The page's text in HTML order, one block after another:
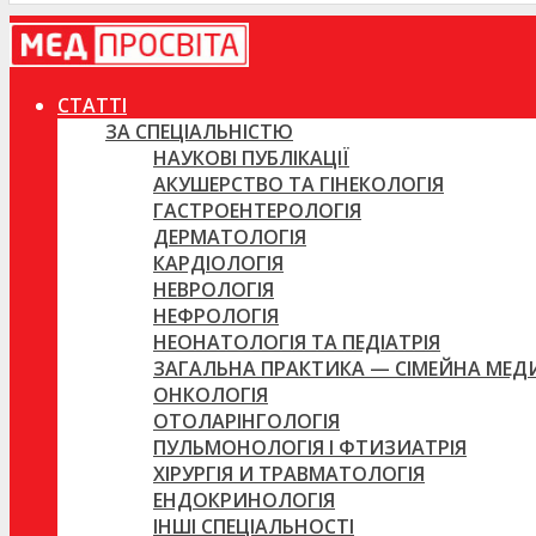
СТАТТІ
ЗА СПЕЦІАЛЬНІСТЮ
НАУКОВІ ПУБЛІКАЦІЇ
АКУШЕРСТВО ТА ГІНЕКОЛОГІЯ
ГАСТРОЕНТЕРОЛОГІЯ
ДЕРМАТОЛОГІЯ
КАРДІОЛОГІЯ
НЕВРОЛОГІЯ
НЕФРОЛОГІЯ
НЕОНАТОЛОГІЯ ТА ПЕДІАТРІЯ
ЗАГАЛЬНА ПРАКТИКА — СІМЕЙНА
ОНКОЛОГІЯ
ОТОЛАРІНГОЛОГІЯ
ПУЛЬМОНОЛОГІЯ І ФТИЗИАТРІЯ
ХІРУРГІЯ И ТРАВМАТОЛОГІЯ
ЕНДОКРИНОЛОГІЯ
ІНШІ СПЕЦІАЛЬНОСТІ